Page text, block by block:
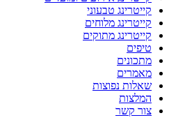
קייטרינג טבעוני
קייטרינג מלוחים
קייטרינג מתוקים
טיפים
מתכונים
מאמרים
שאלות נפוצות
המלצות
צור קשר